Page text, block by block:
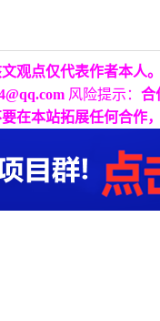
观点仅代表作者本人
风险提示： 合
在本站拓展任何合作